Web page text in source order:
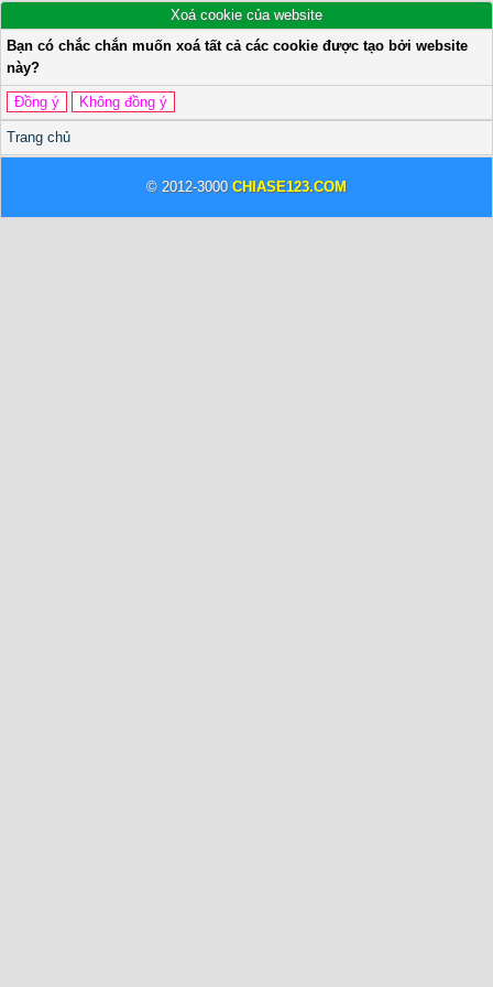
Xoá cookie của website
Bạn có chắc chắn muốn xoá tất cả các cookie được tạo bởi website
này?
Trang chủ
© 2012-3000 CHIASE123.COM